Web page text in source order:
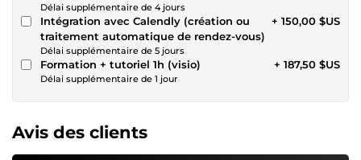
Délai supplémentaire de 4 jours
Intégration avec Calendly (création ou
traitement automatique de rendez-vous)
Délai supplémentaire de 5 jours
+ 150,00 $US
Formation + tutoriel 1h (visio)
Délai supplémentaire de 1 jour
+ 187,50 $US
Avis des clients